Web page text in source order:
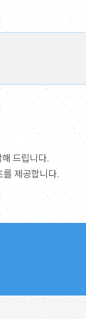
드립니다.
제공합니다.